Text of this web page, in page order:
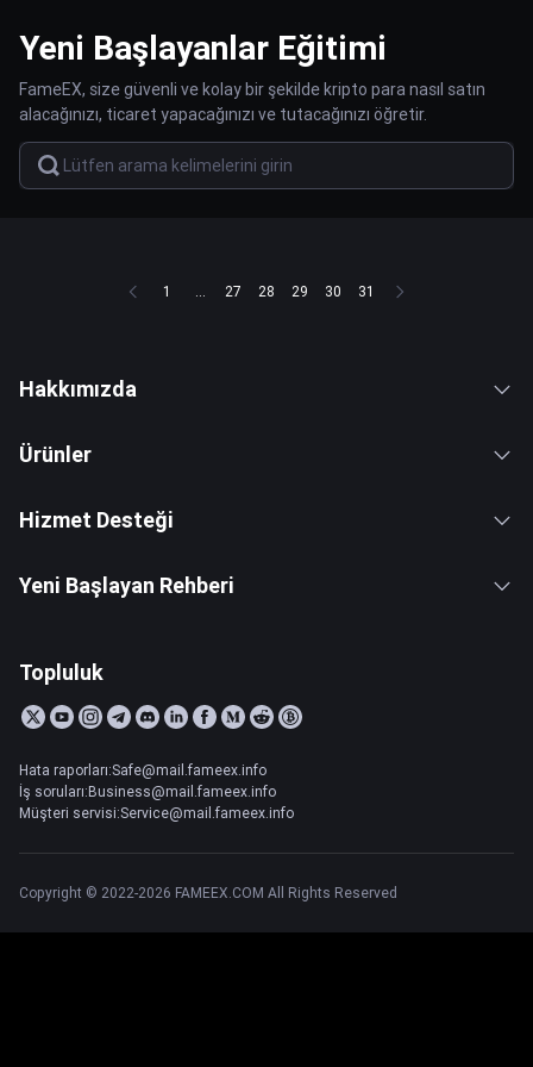
Yeni Başlayanlar Eğitimi
FameEX, size güvenli ve kolay bir şekilde kripto para nasıl satın
alacağınızı, ticaret yapacağınızı ve tutacağınızı öğretir.
1 ... 27 28 29 30 31
Hakkımızda
Ürünler
Hizmet Desteği
Yeni Başlayan Rehberi
Topluluk
Hata raporları:Safe@mail.fameex.info
İş soruları:Business@mail.fameex.info
Müşteri servisi:Service@mail.fameex.info
Copyright © 2022-2026 FAMEEX.COM All Rights Reserved